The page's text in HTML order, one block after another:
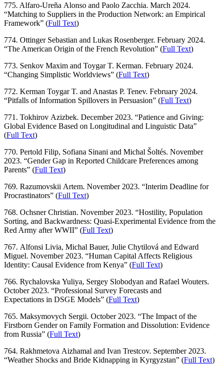
775. Alfaro-Ureña Alonso and Paolo Zacchia. March 2024.
“Matching to Suppliers in the Production Network: an Empirical
Framework” (Full Text)
774. Ottinger Sebastian and Lukas Rosenberger. February 2024.
“The American Origin of the French Revolution” (Full Text)
773. Senkov Maxim and Toygar T. Kerman. February 2024.
“Changing Simplistic Worldviews” (Full Text)
772. Kerman Toygar T. and Anastas P. Tenev. February 2024.
“Pitfalls of Information Spillovers in Persuasion” (Full Text)
771. Tokhirov Azizbek. December 2023. “Patience and Giving:
Global Evidence Based on Longitudinal and Linguistic Data”
(Full Text)
770. Pertold Filip, Sofiana Sinani and Michal Šoltés. November
2023. “Gender Gap in Reported Childcare Preferences among
Parents” (Full Text)
769. Razumovskii Artem. November 2023. “Interim Deadline for
Procrastinators” (Full Text)
768. Ochsner Christian. November 2023. “Hostility, Population
Sorting, and Backwardness: Quasi-Experimental Evidence from the
Red Army after WWII” (Full Text)
767. Alfonsi Livia, Michal Bauer, Julie Chytilová and Edward
Miguel. November 2023. “Human Capital Affects Religious
Identity: Causal Evidence from Kenya” (Full Text)
766. Rychalovska Yuliya, Sergey Slobodyan and Rafael Wouters.
October 2023. “Professional Survey Forecasts and
Expectations in DSGE Models” (Full Text)
765. Maksymovych Sergii. October 2023. “The Impact of the
Firstborn Gender on Family Formation and Dissolution: Evidence
from Russia” (Full Text)
764. Rakhmetova Aizhamal and Ivan Trestcov. September 2023.
“Weather Shocks and Bride Kidnapping in Kyrgyzstan” (Full Text)